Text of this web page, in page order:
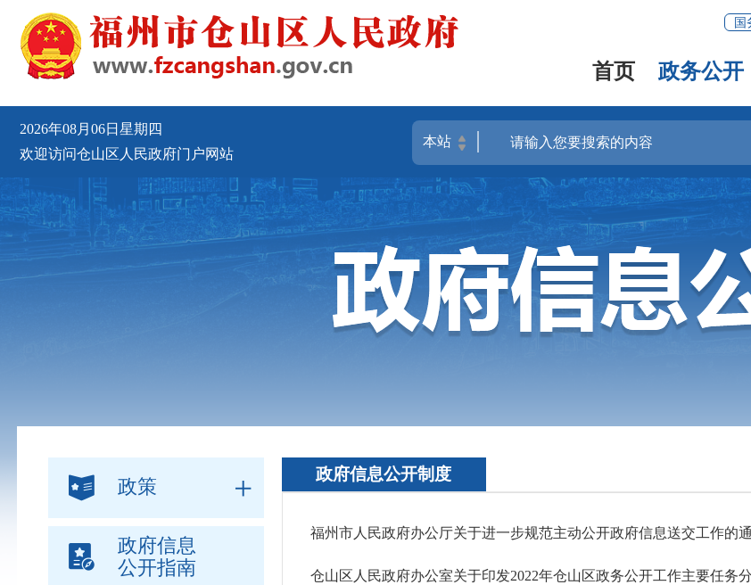
国
首页 政务公开
2026年08月06日星期四
欢迎访问仓山区人民政府门户网站
政策
政府信息
公开指南
政府信息公开制度
福州市人民政府办公厅关于进一步规范主动公开政府信息送交工作的
仓山区人民政府办公室关于印发2022年仓山区政务公开工作主要任务